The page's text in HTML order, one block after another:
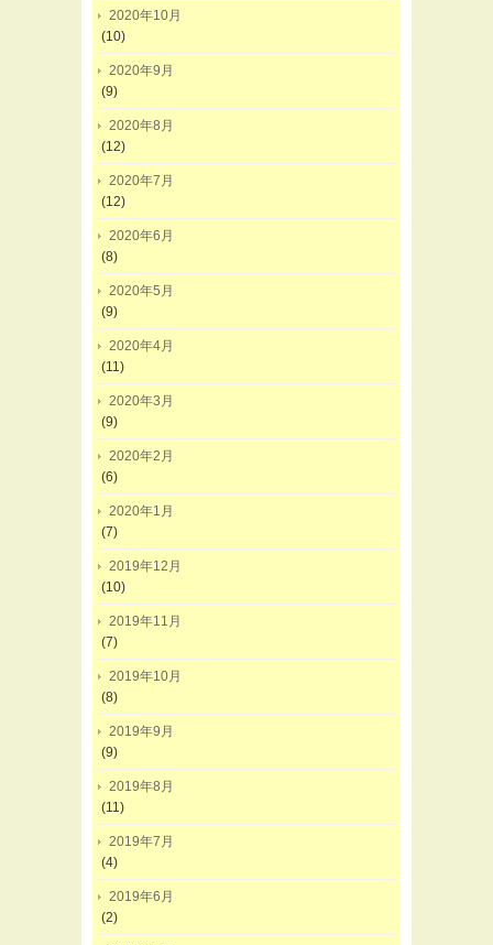
2020年10月
(10)
2020年9月
(9)
2020年8月
(12)
2020年7月
(12)
2020年6月
(8)
2020年5月
(9)
2020年4月
(11)
2020年3月
(9)
2020年2月
(6)
2020年1月
(7)
2019年12月
(10)
2019年11月
(7)
2019年10月
(8)
2019年9月
(9)
2019年8月
(11)
2019年7月
(4)
2019年6月
(2)